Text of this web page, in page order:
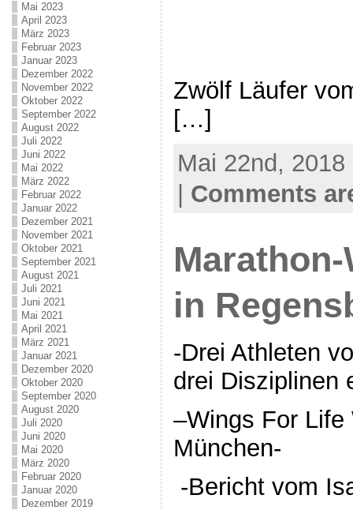
Mai 2023
April 2023
März 2023
Februar 2023
Januar 2023
Dezember 2022
November 2022
Oktober 2022
September 2022
August 2022
Juli 2022
Juni 2022
Mai 2022
März 2022
Februar 2022
Januar 2022
Dezember 2021
November 2021
Oktober 2021
September 2021
August 2021
Juli 2021
Juni 2021
Mai 2021
April 2021
März 2021
Januar 2021
Dezember 2020
Oktober 2020
September 2020
August 2020
Juli 2020
Juni 2020
Mai 2020
März 2020
Februar 2020
Januar 2020
Dezember 2019
Zwölf Läufer
[…]
Mai 22nd,
Comments
in
-Drei Athleten
drei Disziplinen
–Wings For Life
München-
-Bericht vom